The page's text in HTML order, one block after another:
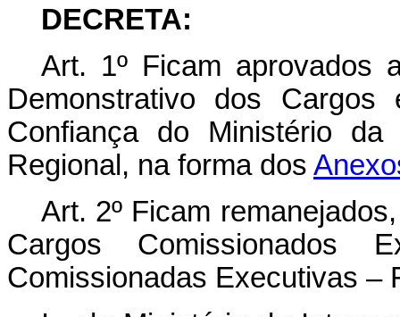
DECRETA:
Art. 1º Ficam aprovados
Demonstrativo dos
Confiança do Ministério da
Regional, na forma dos
Art. 2º Ficam
Cargos Comissionados
Comissionadas Executivas –